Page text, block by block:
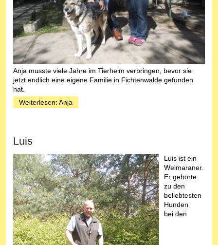
Anja musste viele Jahre im Tierheim verbringen, bevor sie
jetzt endlich eine eigene Familie in Fichtenwalde gefunden
hat.
Weiterlesen: Anja
Luis
Luis ist ein
Weimaraner.
Er gehörte
zu den
beliebtesten
Hunden
bei den